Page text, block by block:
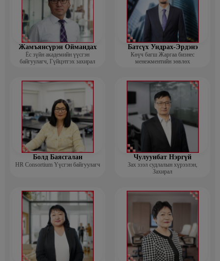
Жамъянсүрэн Оймандах
Ёс зүйн академийн үүсгэн
байгуулагч, Гүйцэтгэх захирал
Батсүх Ундрах-Эрдэнэ
Көүч багш Жаргаа бизнес
менежментийн зөвлөх
Болд Баясгалан
HR Consortium Үүсгэн байгуулагч
Чулуунбат Нэргүй
Зах зээл судлалын хүрээлэн,
Захирал